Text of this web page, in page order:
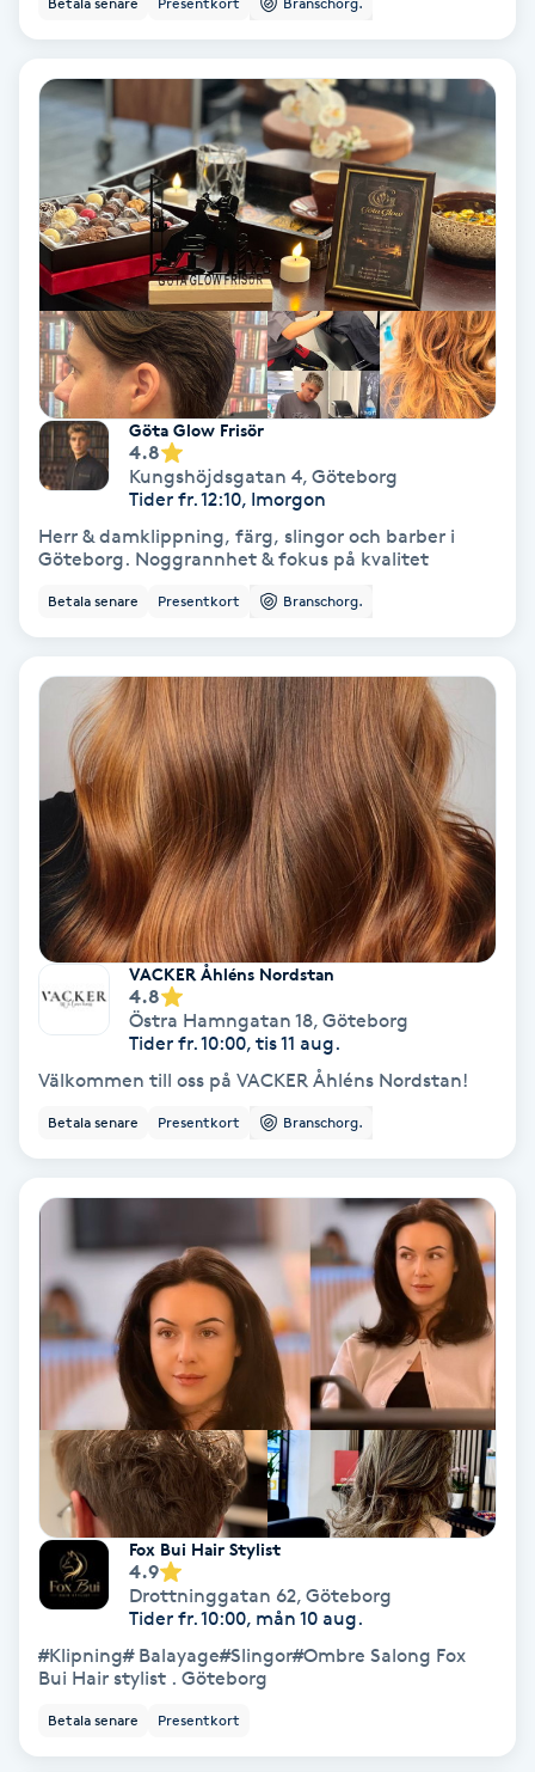
Babylights
Balayage
Bambumassage
Barber
Barnklippning
BIAB
Brynfärgning
Brynplockning
Bröllopsuppsättning
Celluliter
Color correction
Damklippning
Dermapen
Diamantslipning
Enzympeeling
Extensions
Extensions borttagning
Eyeliner-tatuering
Göta Glow Frisör
4.8
Kungshöjdsgatan 4, Göteborg
Tider fr. 12:10, Imorgon
Herr & damklippning, färg, slingor och barber i
Göteborg. Noggrannhet & fokus på kvalitet
Betala senare Presentkort Branschorg.
VACKER Åhléns Nordstan
4.8
Östra Hamngatan 18, Göteborg
Tider fr. 10:00, tis 11 aug.
Välkommen till oss på VACKER Åhléns Nordstan!
Betala senare Presentkort Branschorg.
Fox Bui Hair Stylist
4.9
Drottninggatan 62, Göteborg
Tider fr. 10:00, mån 10 aug.
#Klipning# Balayage#Slingor#Ombre Salong Fox
Bui Hair stylist . Göteborg
Betala senare Presentkort